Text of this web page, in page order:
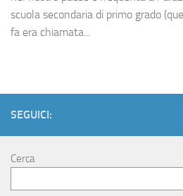
scuola secondaria di primo grado
fa era chiamata...
SEGUICI:
Cerca